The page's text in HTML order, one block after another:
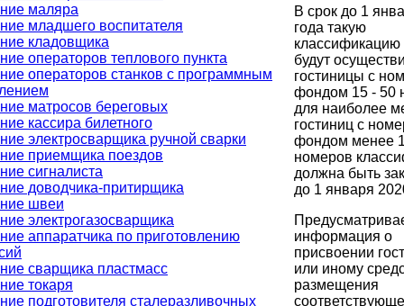
маляра
младшего воспитателя
кладовщика
операторов теплового пункта
операторов станков с программным
матросов береговых
кассира билетного
электросварщика ручной сварки
приемщика поездов
сигналиста
доводчика-притирщика
швеи
электрогазосварщика
аппаратчика по приготовлению
сварщика пластмасс
токаря
подготовителя сталеразливочных
В срок до 1
года такую
будут
гостиницы с
фондом 15 - 50
для наиболее
гостиниц с
фондом менее
номеров
должна быть
до 1 января
информация о
присвоении
или иному
размещения